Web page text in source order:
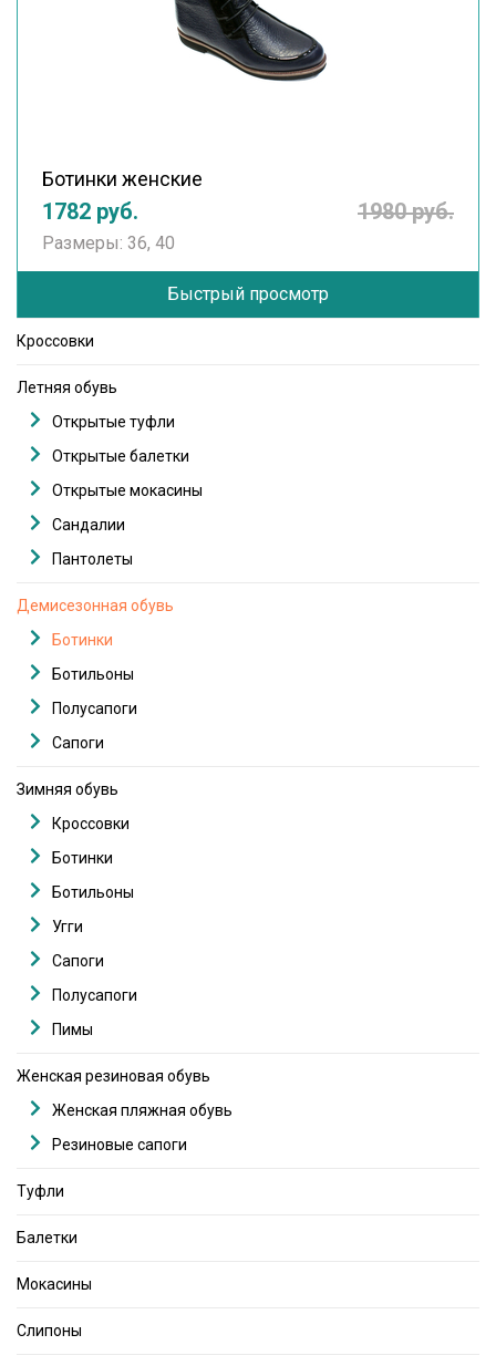
Ботинки женские
1782 руб. 1980 руб.
Размеры: 36, 40
Быстрый просмотр
Кроссовки
Летняя обувь
Открытые туфли
Открытые балетки
Открытые мокасины
Сандалии
Пантолеты
Демисезонная обувь
Ботинки
Ботильоны
Полусапоги
Сапоги
Зимняя обувь
Кроссовки
Ботинки
Ботильоны
Угги
Сапоги
Полусапоги
Пимы
Женская резиновая обувь
Женская пляжная обувь
Резиновые сапоги
Туфли
Балетки
Мокасины
Слипоны